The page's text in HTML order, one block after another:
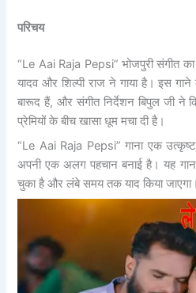
परिचय
“Le Aai Raja Pepsi” भोजपुरी संगीत
यादव और शिल्पी राज ने गाया है। इस
बारूद हैं, और संगीत निर्देशन बिपुल जी ने
प्रेमियों के बीच खासा धूम मचा दी है।
“Le Aai Raja Pepsi” गाना एक
अपनी एक अलग पहचान बनाई है। यह
चुका है और लंबे समय तक याद किया जाएगा।